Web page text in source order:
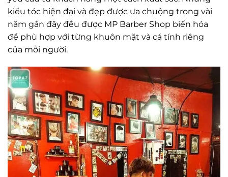
kiểu tóc hiện đại và đẹp được ưa chuộng trong vài
năm gần đây đều được MP Barber Shop biến hóa
để phù hợp với từng khuôn mặt và cá tính riêng
của mỗi người.